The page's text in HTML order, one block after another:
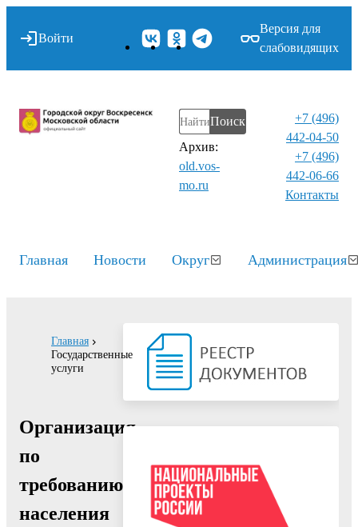
Войти
Версия для
слабовидящих
Поиск
Архив:
old.vos-
mo.ru
+7 (496)
442-04-50
+7 (496)
442-06-66
Контакты⁠
Главная Новости Округ Администрация
Главная
Государственные
услуги
Организация
по
требованию
населения